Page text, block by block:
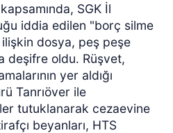
SGK İl
iddia edilen "borç silme
ilişkin dosya, peş peşe
deşifre oldu. Rüşvet,
yer aldığı
Tanrıöver ile
tutuklanarak cezaevine
beyanları, HTS